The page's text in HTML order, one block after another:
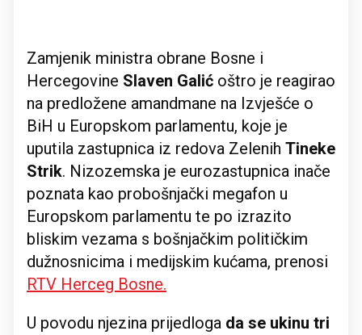
Zamjenik ministra obrane Bosne i
Hercegovine Slaven Galić oštro je reagirao
na predložene amandmane na Izvješće o
BiH u Europskom parlamentu, koje je
uputila zastupnica iz redova Zelenih Tineke
Strik. Nizozemska je eurozastupnica inače
poznata kao probošnjački megafon u
Europskom parlamentu te po izrazito
bliskim vezama s bošnjačkim političkim
dužnosnicima i medijskim kućama, prenosi
RTV Herceg Bosne.
U povodu njezina prijedloga da se ukinu tri